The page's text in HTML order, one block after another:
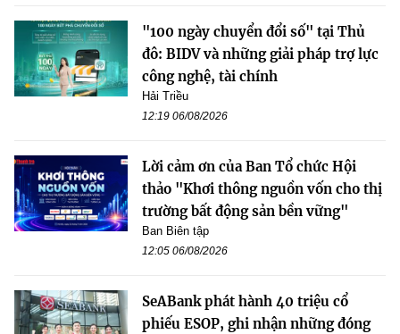
"100 ngày chuyển đổi số" tại Thủ
đô: BIDV và những giải pháp trợ lực
công nghệ, tài chính
Hải Triều
12:19 06/08/2026
Lời cảm ơn của Ban Tổ chức Hội
thảo "Khơi thông nguồn vốn cho thị
trường bất động sản bền vững"
Ban Biên tập
12:05 06/08/2026
SeABank phát hành 40 triệu cổ
phiếu ESOP, ghi nhận những đóng